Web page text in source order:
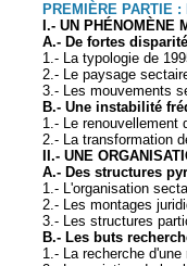
PREMIÈRE PARTIE
I.- UN PHÉNOMÈNE
A.- De fortes
1.- La typologie de
2.- Le paysage
3.- Les mouvements
B.- Une instabilité
1.- Le renouvellement
2.- La transformation
II.- UNE
A.- Des structures
1.- L'organisation
2.- Les montages
3.- Les structures
B.- Les buts
1.- La recherche